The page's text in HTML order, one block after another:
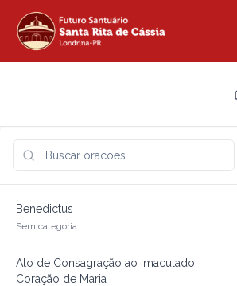
Benedictus
Sem categoria
Ato de Consagração ao Imaculado
Coração de Maria